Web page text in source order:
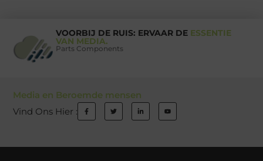
VOORBIJ DE RUIS: ERVAAR DE ESSENTIE
VAN MEDIA.
Parts Components
Media en Beroemde mensen
Vind Ons Hier :